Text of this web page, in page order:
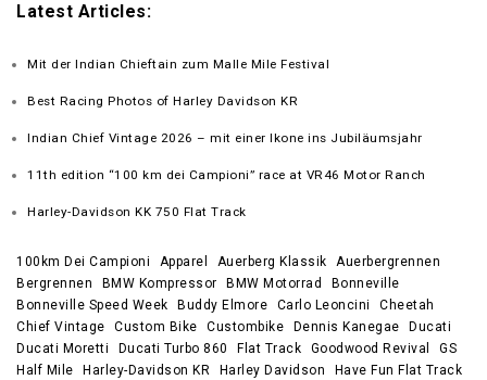
Latest Articles:
Mit der Indian Chieftain zum Malle Mile Festival
Best Racing Photos of Harley Davidson KR
Indian Chief Vintage 2026 – mit einer Ikone ins Jubiläumsjahr
11th edition “100 km dei Campioni” race at VR46 Motor Ranch
Harley-Davidson KK 750 Flat Track
100km Dei Campioni Apparel Auerberg Klassik
Auerbergrennen
Bergrennen
BMW Kompressor BMW Motorrad
Bonneville
Bonneville Speed Week
Buddy Elmore Carlo Leoncini
Cheetah
Chief Vintage
Custom Bike Custombike Dennis Kanegae
Ducati
Ducati Moretti
Ducati Turbo 860 Flat Track Goodwood Revival
GS
Half Mile
Harley-Davidson KR Harley Davidson
Have Fun Flat Track